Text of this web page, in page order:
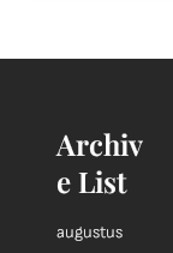
Archiv
e List
augustus